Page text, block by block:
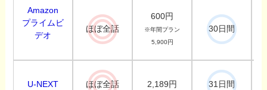
Amazon
プライムビ
デオ
ほぼ全話
600円
※年間プラン
5,900円
30日間
U-NEXT ほぼ全話 2,189円 31日間